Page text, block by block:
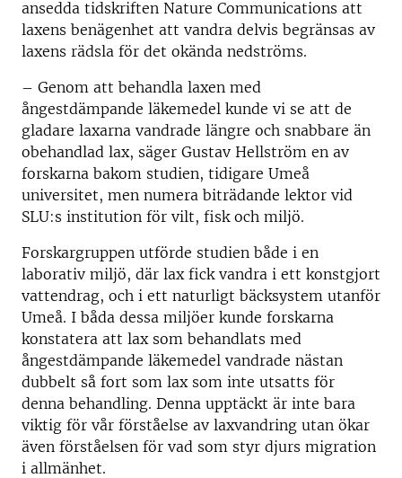
ansedda tidskriften Nature Communications att
laxens benägenhet att vandra delvis begränsas av
laxens rädsla för det okända nedströms.
– Genom att behandla laxen med
ångestdämpande läkemedel kunde vi se att de
gladare laxarna vandrade längre och snabbare än
obehandlad lax, säger Gustav Hellström en av
forskarna bakom studien, tidigare Umeå
universitet, men numera biträdande lektor vid
SLU:s institution för vilt, fisk och miljö.
Forskargruppen utförde studien både i en
laborativ miljö, där lax fick vandra i ett konstgjort
vattendrag, och i ett naturligt bäcksystem utanför
Umeå. I båda dessa miljöer kunde forskarna
konstatera att lax som behandlats med
ångestdämpande läkemedel vandrade nästan
dubbelt så fort som lax som inte utsatts för
denna behandling. Denna upptäckt är inte bara
viktig för vår förståelse av laxvandring utan ökar
även förståelsen för vad som styr djurs migration
i allmänhet.